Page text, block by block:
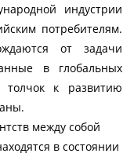
индустрии
потребителям.
от задачи
в глобальных
толчок к развитию
между собой
в состоянии